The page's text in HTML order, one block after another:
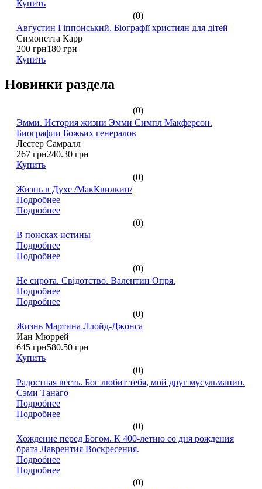
Купить
(0)
Августин Гіппонський. Біографії християн для дітей
Симонетта Карр
200 грн180 грн
Купить
Новинки раздела
(0)
Эмми. История жизни Эмми Симпл Макферсон.
Биографии Божьих генералов
Лестер Самралл
267 грн240.30 грн
Купить
(0)
Жизнь в Духе /МакКвилкин/
Подробнее
Подробнее
(0)
В поисках истины
Подробнее
Подробнее
(0)
Не сирота. Свідотство. Валентин Опря.
Подробнее
Подробнее
(0)
Жизнь Мартина Ллойд-Джонса
Иан Мюррей
645 грн580.50 грн
Купить
(0)
Радостная весть. Бог любит тебя, мой друг мусульманин.
Сэми Танаго
Подробнее
Подробнее
(0)
Хождение перед Богом. К 400-летию со дня рождения
брата Лаврентия Воскресения.
Подробнее
Подробнее
(0)